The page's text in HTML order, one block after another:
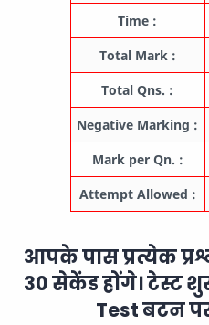
Time :
Total Mark :
Total Qns. :
Negative Marking :
Mark per Qn. :
Attempt Allowed :
आपके पास प्रत्येक
30 सेकेंड होंगे। टेस्ट
Test बटन